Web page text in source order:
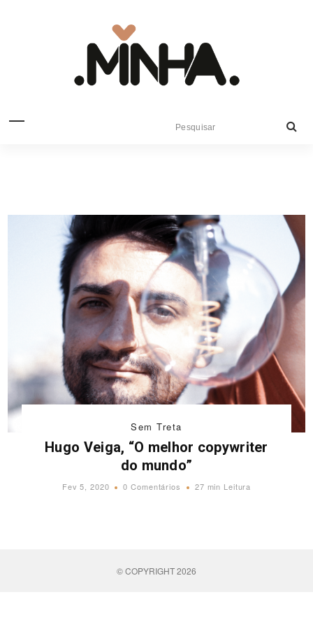
Sem Treta
Hugo Veiga, “O melhor copywriter
do mundo”
Fev 5, 2020 0 Comentários 27 min Leitura
© COPYRIGHT 2026